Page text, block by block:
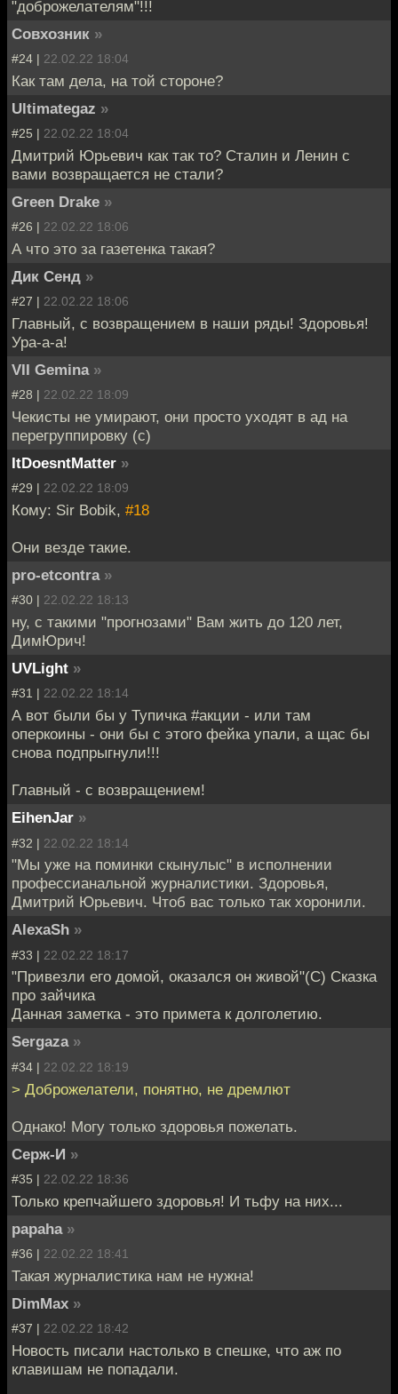
"доброжелателям"!!!
Совхозник »
#24 | 22.02.22 18:04
Как там дела, на той стороне?
Ultimategaz »
#25 | 22.02.22 18:04
Дмитрий Юрьевич как так то? Сталин и Ленин с
вами возвращается не стали?
Green Drake »
#26 | 22.02.22 18:06
А что это за газетенка такая?
Дик Сенд »
#27 | 22.02.22 18:06
Главный, с возвращением в наши ряды! Здоровья!
Ура-а-а!
VII Gemina »
#28 | 22.02.22 18:09
Чекисты не умирают, они просто уходят в ад на
перегруппировку (с)
ItDoesntMatter »
#29 | 22.02.22 18:09
Кому: Sir Bobik, #18
Они везде такие.
pro-etcontra »
#30 | 22.02.22 18:13
ну, с такими "прогнозами" Вам жить до 120 лет,
ДимЮрич!
UVLight »
#31 | 22.02.22 18:14
А вот были бы у Тупичка #акции - или там
оперкоины - они бы с этого фейка упали, а щас бы
снова подпрыгнули!!!
Главный - с возвращением!
EihenJar »
#32 | 22.02.22 18:14
"Мы уже на поминки скынулыс" в исполнении
профессианальной журналистики. Здоровья,
Дмитрий Юрьевич. Чтоб вас только так хоронили.
AlexaSh »
#33 | 22.02.22 18:17
"Привезли его домой, оказался он живой"(С) Сказка
про зайчика
Данная заметка - это примета к долголетию.
Sergaza »
#34 | 22.02.22 18:19
> Доброжелатели, понятно, не дремлют
Однако! Могу только здоровья пожелать.
Серж-И »
#35 | 22.02.22 18:36
Только крепчайшего здоровья! И тьфу на них...
papaha »
#36 | 22.02.22 18:41
Такая журналистика нам не нужна!
DimMax »
#37 | 22.02.22 18:42
Новость писали настолько в спешке, что аж по
клавишам не попадали.